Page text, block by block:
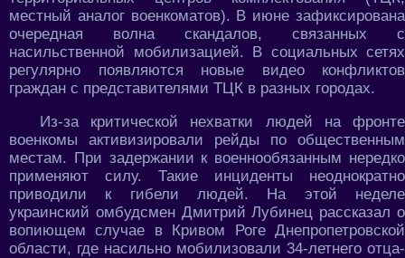
местный аналог военкоматов). В июне зафиксирована
очередная волна скандалов, связанных с
насильственной мобилизацией. В социальных сетях
регулярно появляются новые видео конфликтов
граждан с представителями ТЦК в разных городах.
Из-за критической нехватки людей на фронте
военкомы активизировали рейды по общественным
местам. При задержании к военнообязанным нередко
применяют силу. Такие инциденты неоднократно
приводили к гибели людей. На этой неделе
украинский омбудсмен Дмитрий Лубинец рассказал о
вопиющем случае в Кривом Роге Днепропетровской
области, где насильно мобилизовали 34-летнего отца-